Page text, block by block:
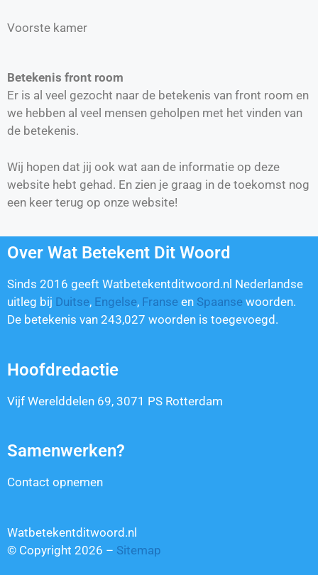
Voorste kamer
Betekenis front room
Er is al veel gezocht naar de betekenis van front room en
we hebben al veel mensen geholpen met het vinden van
de betekenis.
Wij hopen dat jij ook wat aan de informatie op deze
website hebt gehad. En zien je graag in de toekomst nog
een keer terug op onze website!
Over Wat Betekent Dit Woord
Sinds 2016 geeft Watbetekentditwoord.nl Nederlandse
uitleg bij Duitse, Engelse, Franse en Spaanse woorden.
De betekenis van 243,027 woorden is toegevoegd.
Hoofdredactie
Vijf Werelddelen 69, 3071 PS Rotterdam
Samenwerken?
Contact opnemen
Watbetekentditwoord.nl
© Copyright 2026 – Sitemap